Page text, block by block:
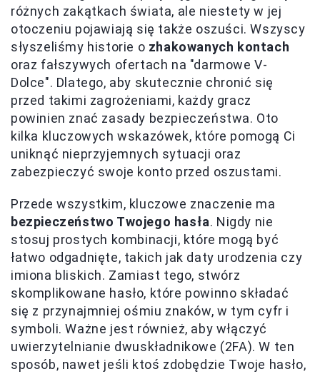
różnych zakątkach świata, ale niestety w jej
otoczeniu pojawiają się także oszuści. Wszyscy
słyszeliśmy historie o zhakowanych kontach
oraz fałszywych ofertach na "darmowe V-
Dolce". Dlatego, aby skutecznie chronić się
przed takimi zagrożeniami, każdy gracz
powinien znać zasady bezpieczeństwa. Oto
kilka kluczowych wskazówek, które pomogą Ci
uniknąć nieprzyjemnych sytuacji oraz
zabezpieczyć swoje konto przed oszustami.
Przede wszystkim, kluczowe znaczenie ma
bezpieczeństwo Twojego hasła. Nigdy nie
stosuj prostych kombinacji, które mogą być
łatwo odgadnięte, takich jak daty urodzenia czy
imiona bliskich. Zamiast tego, stwórz
skomplikowane hasło, które powinno składać
się z przynajmniej ośmiu znaków, w tym cyfr i
symboli. Ważne jest również, aby włączyć
uwierzytelnianie dwuskładnikowe (2FA). W ten
sposób, nawet jeśli ktoś zdobędzie Twoje hasło,